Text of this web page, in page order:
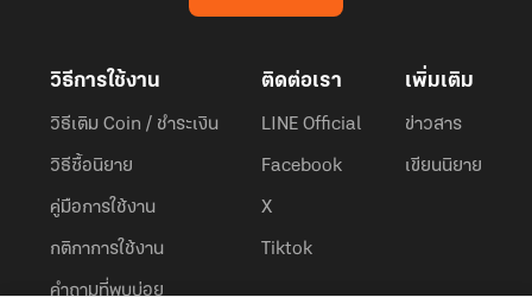
วิธีการใช้งาน
วิธีเติม Coin / ชำระเงิน
วิธีซื้อนิยาย
คู่มือการใช้งาน
กติกาการใช้งาน
คำถามที่พบบ่อย
ติดต่อเรา
LINE Official
Facebook
X
Tiktok
เพิ่มเติม
ข่าวสาร
เขียนนิยาย